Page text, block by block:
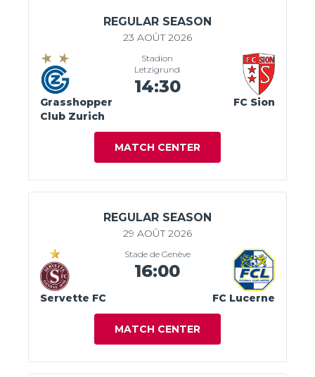
REGULAR SEASON
23 AOÛT 2026
Grasshopper
Club Zurich
Stadion
Letzigrund
14:30
FC Sion
MATCH CENTER
REGULAR SEASON
29 AOÛT 2026
Servette FC
Stade de Genève
16:00
FC Lucerne
MATCH CENTER